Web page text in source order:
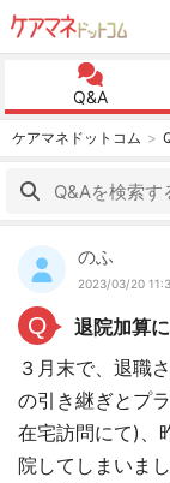
Q&A
ケアマネドットコム
のふ
2023/03/20
Q
退院加算
３月末で、退職
の引き継ぎとプ
在宅訪問にて)、
院してしまいまし